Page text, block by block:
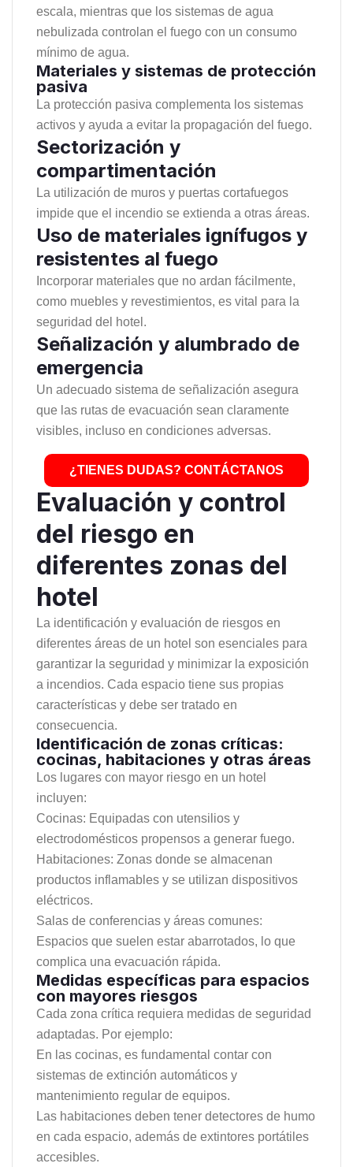
escala, mientras que los sistemas de agua
nebulizada controlan el fuego con un consumo
mínimo de agua.
Materiales y sistemas de protección
pasiva
La protección pasiva complementa los sistemas
activos y ayuda a evitar la propagación del fuego.
Sectorización y
compartimentación
La utilización de muros y puertas cortafuegos
impide que el incendio se extienda a otras áreas.
Uso de materiales ignífugos y
resistentes al fuego
Incorporar materiales que no ardan fácilmente,
como muebles y revestimientos, es vital para la
seguridad del hotel.
Señalización y alumbrado de
emergencia
Un adecuado sistema de señalización asegura
que las rutas de evacuación sean claramente
visibles, incluso en condiciones adversas.
¿TIENES DUDAS? CONTÁCTANOS
Evaluación y control
del riesgo en
diferentes zonas del
hotel
La identificación y evaluación de riesgos en
diferentes áreas de un hotel son esenciales para
garantizar la seguridad y minimizar la exposición
a incendios. Cada espacio tiene sus propias
características y debe ser tratado en
consecuencia.
Identificación de zonas críticas:
cocinas, habitaciones y otras áreas
Los lugares con mayor riesgo en un hotel
incluyen:
Cocinas: Equipadas con utensilios y
electrodomésticos propensos a generar fuego.
Habitaciones: Zonas donde se almacenan
productos inflamables y se utilizan dispositivos
eléctricos.
Salas de conferencias y áreas comunes:
Espacios que suelen estar abarrotados, lo que
complica una evacuación rápida.
Medidas específicas para espacios
con mayores riesgos
Cada zona crítica requiera medidas de seguridad
adaptadas. Por ejemplo:
En las cocinas, es fundamental contar con
sistemas de extinción automáticos y
mantenimiento regular de equipos.
Las habitaciones deben tener detectores de humo
en cada espacio, además de extintores portátiles
accesibles.